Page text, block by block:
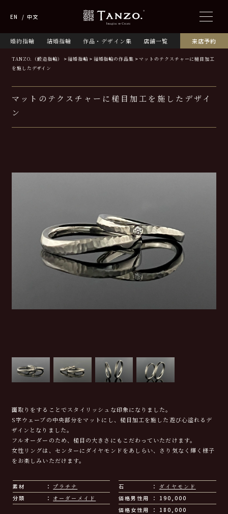
婚約指輪 結婚指輪 作品・デザイン集 店舗一覧 来店予約
EN 中文
TANZO.（鍛造指輪） 結婚指輪 結婚指輪の作品集
マットのテクスチャーに槌目加工
を施したデザイン
マットのテクスチャーに槌目加工を施したデザイ
ン
面取りをすることでスタイリッシュな印象になりました。
S字ウェーブの中央部分をマットにし、槌目加工を施した遊び心溢れるデ
ザインとなりました。
フルオーダーのため、槌目の大きさにもこだわっていただけます。
女性リングは、センターにダイヤモンドをあしらい、さり気なく輝く様子
をお楽しみいただけます。
素材 プラチナ 石
ダイヤモンド
分類
オーダーメイド 価格男性用
190,000
価格女性用
180,000